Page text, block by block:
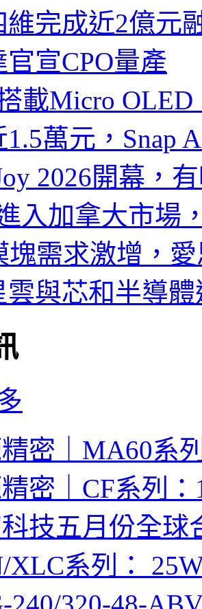
維完成近2億元
宣CPO量產
載Micro
1.5萬元，Snap
2026開幕，
入加拿大市場
需求激增，
雲與芯和半導
密｜MA60系
密｜CF系列：
技五月份全球
XLC系列：